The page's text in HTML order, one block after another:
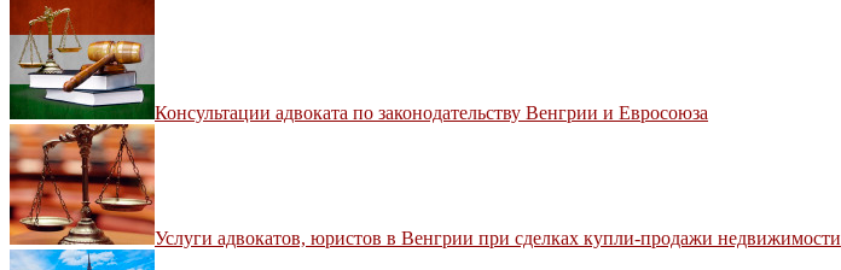
Консультации адвоката по законодательству Венгрии и Евросоюза
Услуги адвокатов, юристов в Венгрии при сделках купли-продажи недвижимости